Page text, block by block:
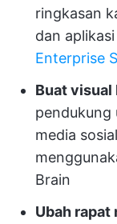
ringkasan
dan
Enterprise
Buat visual
pendukung
media
Brain
Ubah rapat